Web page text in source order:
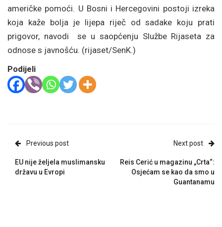
američke pomoći. U Bosni i Hercegovini postoji izreka
koja kaže bolja je lijepa riječ od sadake koju prati
prigovor, navodi se u saopćenju Službe Rijaseta za
odnose s javnošću. (rijaset/SenK.)
Podijeli
Previous post
EU nije željela muslimansku
državu u Evropi
Next post
Reis Cerić u magazinu „Crta“:
Osjećam se kao da smo u
Guantanamu